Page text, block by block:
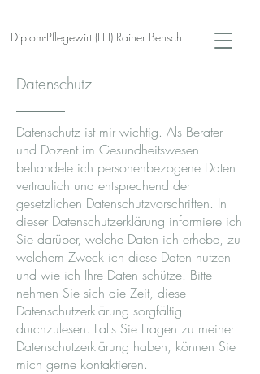
Diplom-Pflegewirt (FH) Rainer Bensch
Datenschutz
Datenschutz ist mir wichtig. Als Berater
und Dozent im Gesundheitswesen
behandele ich personenbezogene Daten
vertraulich und entsprechend der
gesetzlichen Datenschutzvorschriften. In
dieser Datenschutzerklärung informiere ich
Sie darüber, welche Daten ich erhebe, zu
welchem Zweck ich diese Daten nutzen
und wie ich Ihre Daten schütze. Bitte
nehmen Sie sich die Zeit, diese
Datenschutzerklärung sorgfältig
durchzulesen. Falls Sie Fragen zu meiner
Datenschutzerklärung haben, können Sie
mich gerne kontaktieren.